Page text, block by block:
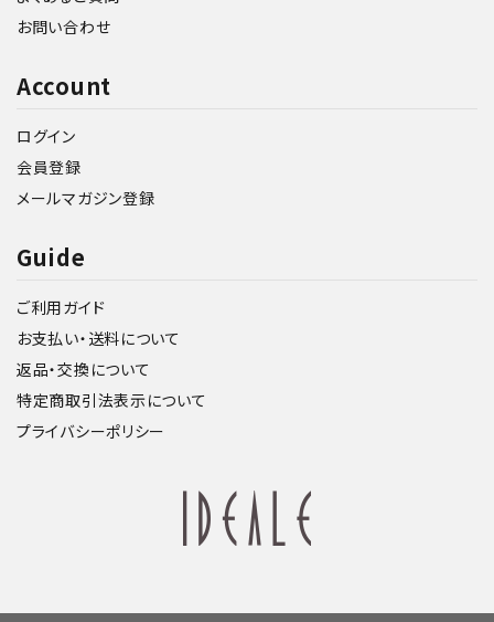
お問い合わせ
Account
ログイン
会員登録
メールマガジン登録
Guide
ご利用ガイド
お支払い・送料について
返品・交換について
特定商取引法表示について
プライバシーポリシー